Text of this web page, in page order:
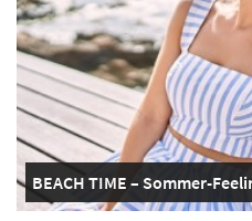
BEACH TIME – Sommer-